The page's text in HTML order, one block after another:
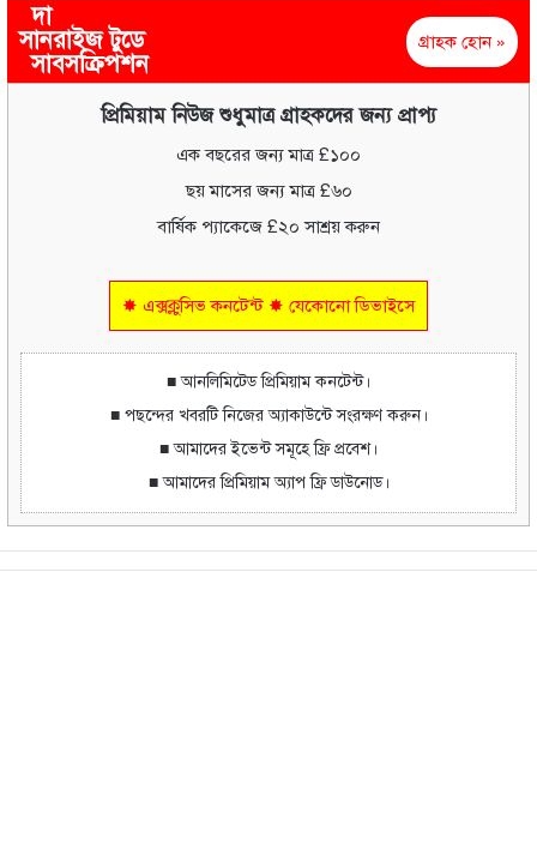
দা
সানরাইজ টুডে
সাবসক্রিপশন
গ্রাহক হোন »
প্রিমিয়াম নিউজ শুধুমাত্র গ্রাহকদের জন্য প্রাপ্য
এক বছরের জন্য মাত্র £১০০
ছয় মাসের জন্য মাত্র £৬০
বার্ষিক প্যাকেজে £২০ সাশ্রয় করুন
✸ এক্সক্লুসিভ কনটেন্ট ✸ যেকোনো ডিভাইসে
■ আনলিমিটেড প্রিমিয়াম কনটেন্ট।
■ পছন্দের খবরটি নিজের অ্যাকাউন্টে সংরক্ষণ করুন।
■ আমাদের ইভেন্ট সমূহে ফ্রি প্রবেশ।
■ আমাদের প্রিমিয়াম অ্যাপ ফ্রি ডাউনোড।